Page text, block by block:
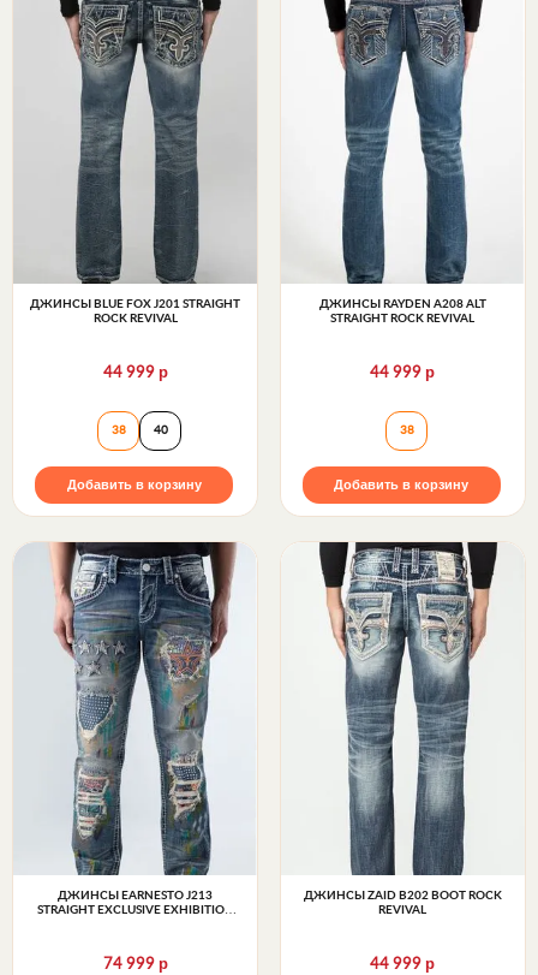
ДЖИНСЫ BLUE FOX J201 STRAIGHT
ROCK REVIVAL
44 999 р
Джинсы BLUE FOX J201 STRAIGHT Rock Revival
38 40
Добавить в корзину
ДЖИНСЫ RAYDEN A208 ALT
STRAIGHT ROCK REVIVAL
44 999р
Джинсы RAYDEN
38
Добавить в корзину
ДЖИНСЫ EARNESTO J213
STRAIGHT EXCLUSIVE EXHIBITION
74 999 р
ДЖИНСЫ ZAID B202 BOOT ROCK
REVIVAL
44 999р